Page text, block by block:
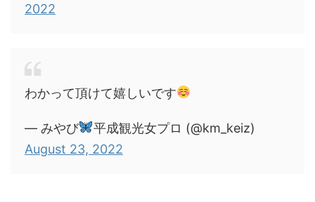
2022
わかって頂けて嬉しいです
— みやび
平成観光女プロ (@km_keiz)
August 23, 2022